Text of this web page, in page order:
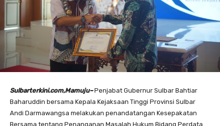
Sulbarterkini.com,Mamuju– Penjabat Gubernur Sulbar Bahtiar
Baharuddin bersama Kepala Kejaksaan Tinggi Provinsi Sulbar
Andi Darmawangsa melakukan penandatangan Kesepakatan
Bersama tentang Penanganan Masalah Hukum Bidang Perdata